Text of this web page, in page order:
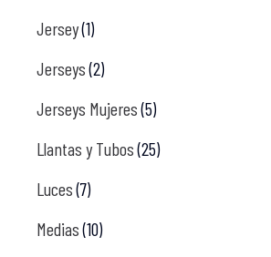
Jersey(1)
Jerseys (2)
Jerseys Mujeres (5)
Llantas y Tubos (25)
Luces (7)
Medias (10)